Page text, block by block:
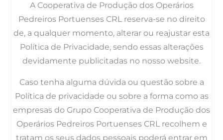
A Cooperativa de Produção dos Operários
Pedreiros Portuenses CRL reserva-se no direito
de, a qualquer momento, alterar ou reajustar esta
Política de Privacidade, sendo essas alterações
devidamente publicitadas no nosso website.
Caso tenha alguma dúvida ou questão sobre a
Política de privacidade ou sobre a forma como as
empresas do Grupo Cooperativa de Produção dos
Operários Pedreiros Portuenses CRL recolhem e
tratam os seus dados pessoais poderá entrar em